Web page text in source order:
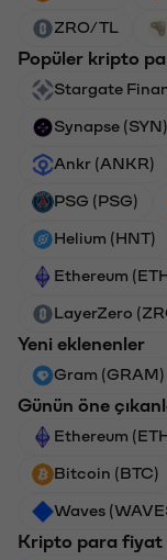
ZRO/TL
Popüler kripto
Stargate
Synapse (SYN)
Ankr (ANKR)
PSG (PSG)
Helium (HNT)
Ethereum
LayerZero
Yeni eklenenler
Gram (GRAM)
Günün öne
Ethereum
Bitcoin (BTC)
Waves
Kripto para fiyat